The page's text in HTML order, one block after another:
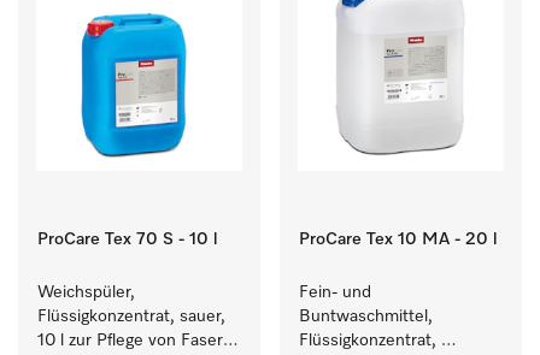
ProCare Tex 70 S - 10 l
Weichspüler,
Flüssigkonzentrat, sauer,
10 l zur Pflege von Fasern
ProCare Tex 10 MA - 20 l
Fein- und
Buntwaschmittel,
Flüssigkonzentrat,